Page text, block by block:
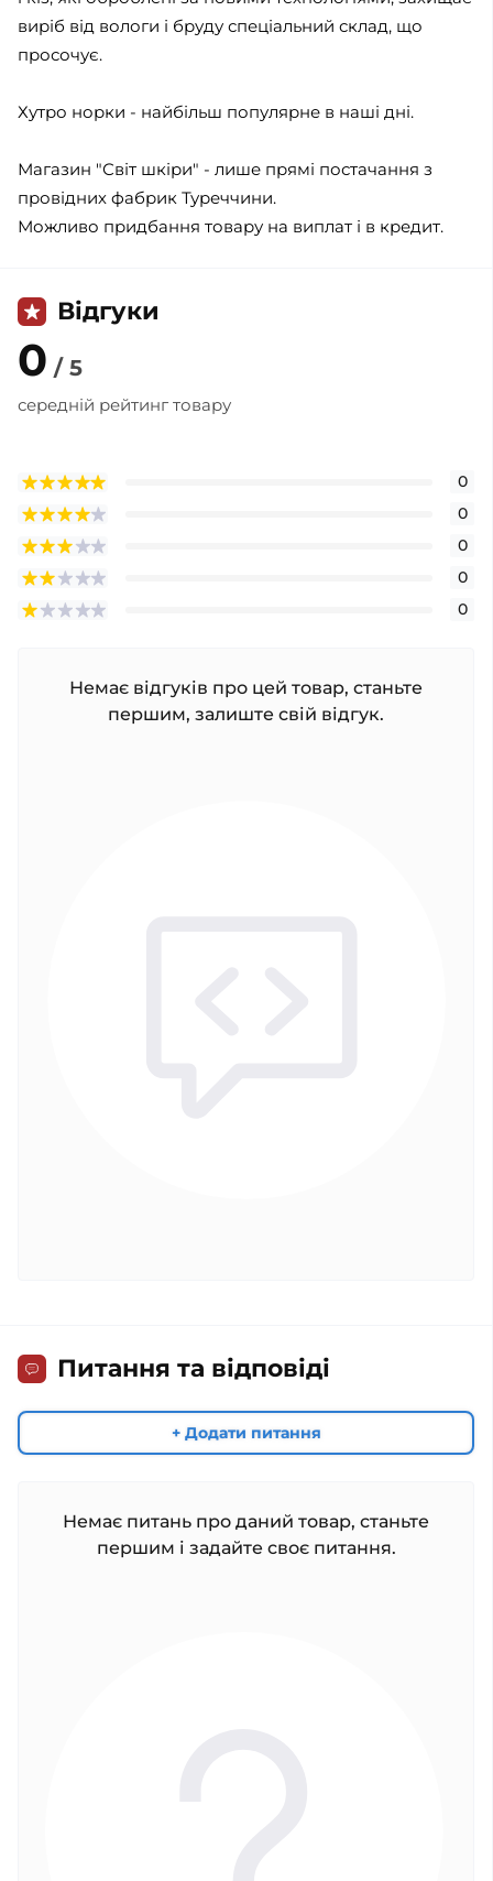
виріб від вологи і бруду спеціальний склад, що
просочує.
Хутро норки - найбільш популярне в наші дні.
Магазин "Світ шкіри" - лише прямі постачання з
провідних фабрик Туреччини.
Можливо придбання товару на виплат і в кредит.
Відгуки
0 / 5
середній рейтинг товару
0
0
0
0
0
Немає відгуків про цей товар, станьте
першим, залиште свій відгук.
Питання та відповіді
+ Додати питання
Немає питань про даний товар, станьте
першим і задайте своє питання.